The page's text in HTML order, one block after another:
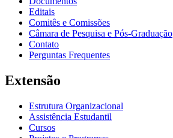
Editais
Comitês e Comissões
Câmara de Pesquisa e Pós-Graduação
Contato
Perguntas Frequentes
Extensão
Estrutura Organizacional
Assistência Estudantil
Cursos